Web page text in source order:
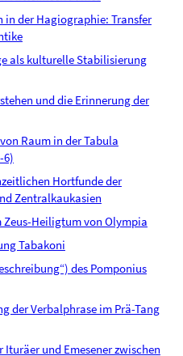
in der Hagiographie: Transfer
als kulturelle Stabilisierung
und die Erinnerung der
Raum in der Tabula
6)
Hortfunde der
Zentralkaukasien
Zeus-Heiligtum von Olympia
Tabakoni
des Pomponius
der Verbalphrase im Prä-Tang
Ituräer und Emesener zwischen